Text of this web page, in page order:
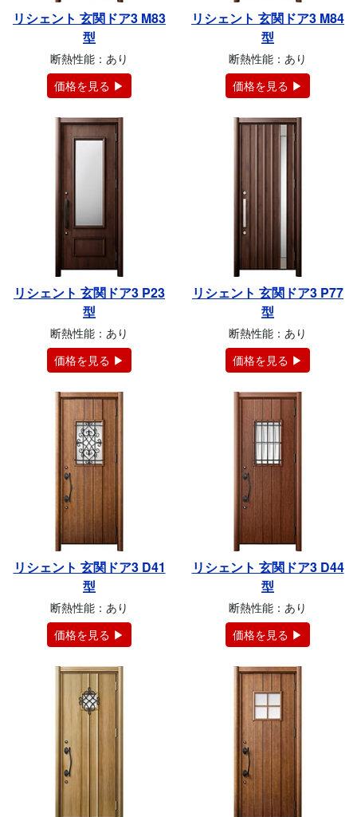
リシェント 玄関ドア3 M83
型
断熱性能：あり
価格を見る ▶
リシェント 玄関ドア3 M84
型
断熱性能：あり
価格を見る ▶
リシェント 玄関ドア3 P23
型
断熱性能：あり
価格を見る ▶
リシェント 玄関ドア3 P77
型
断熱性能：あり
価格を見る ▶
リシェント 玄関ドア3 D41
型
断熱性能：あり
価格を見る ▶
リシェント 玄関ドア3 D44
型
断熱性能：あり
価格を見る ▶